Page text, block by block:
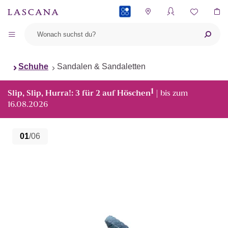
Schuhe Sandalen & Sandaletten
Slip, Slip, Hurra!: 3 für 2 auf Höschen1 | bis zum
16.08.2026
01/06